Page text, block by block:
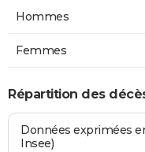
Hommes
Femmes
Répartition des
Données exprimées
Insee)